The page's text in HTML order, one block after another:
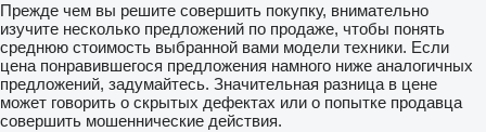
Прежде чем вы решите совершить покупку, внимательно
изучите несколько предложений по продаже, чтобы понять
среднюю стоимость выбранной вами модели техники. Если
цена понравившегося предложения намного ниже аналогичных
предложений, задумайтесь. Значительная разница в цене
может говорить о скрытых дефектах или о попытке продавца
совершить мошеннические действия.